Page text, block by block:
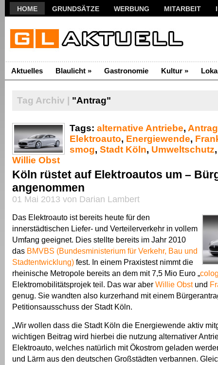
HOME GRUNDSÄTZE WERBUNG MITARBEIT
Aktuelles Blaulicht » Gastronomie Kultur »
Tag Archiv | "Antrag"
Tags: alternative Antriebe, Antrag
Elektroauto, Energiewende,
smog, Stadt Köln, Umweltschutz
Willie Obst
Köln rüstet auf Elektroautos um –
angenommen
01 Mai 2013 von Darian Lambert
Das Elektroauto ist bereits heute für den
innerstädtischen Liefer- und Verteilerverkehr in vollem
Umfang geeignet. Dies stellte bereits im Jahr 2010
das BMVBS (Bundesministerium für Verkehr, Bau und
Stadtentwicklung) fest. In einem Praxistest nimmt die
rheinische Metropole bereits an dem mit 7,5 Mio Euro „
Elektromobilitätsprojek teil. Das war aber Willie Obstund
genug. Sie wandten also kurzerhand mit einem
Petitionsausschuss der Stadt Köln.
„Wir wollen dass die Stadt Köln die Energiewende aktiv
wichtigen Beitrag wird hierbei die nutzung alternativer
Elektroauto, welches natürlich mit Ökostrom geladen
und Lärm aus den deutschen Großstädten verbannen.